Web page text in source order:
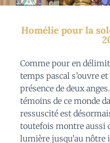
Homélie pour la
Comme pour en
temps pascal s’ouvre
présence de deux
témoins de ce monde
ressuscité est
toutefois montre aussi
lumière jusqu’au nôtre